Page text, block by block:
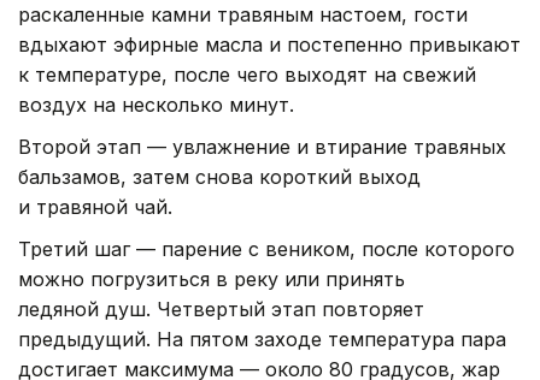
раскаленные камни травяным настоем, гости
вдыхают эфирные масла и постепенно привыкают
к температуре, после чего выходят на свежий
воздух на несколько минут.
Второй этап — увлажнение и втирание травяных
бальзамов, затем снова короткий выход
и травяной чай.
Третий шаг — парение с веником, после которого
можно погрузиться в реку или принять
ледяной душ. Четвертый этап повторяет
предыдущий. На пятом заходе температура пара
достигает максимума — около 80 градусов, жар